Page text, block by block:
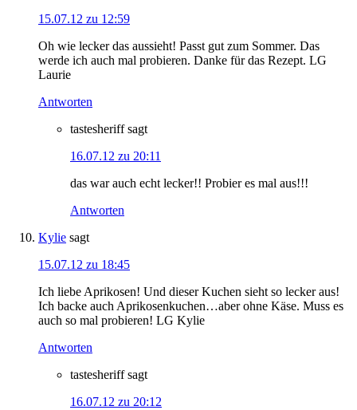
15.07.12 zu 12:59
Oh wie lecker das aussieht! Passt gut zum Sommer. Das
werde ich auch mal probieren. Danke für das Rezept. LG
Laurie
Antworten
tastesheriff sagt
16.07.12 zu 20:11
das war auch echt lecker!! Probier es mal aus!!!
Antworten
Kylie sagt
15.07.12 zu 18:45
Ich liebe Aprikosen! Und dieser Kuchen sieht so lecker aus!
Ich backe auch Aprikosenkuchen…aber ohne Käse. Muss es
auch so mal probieren! LG Kylie
Antworten
tastesheriff sagt
16.07.12 zu 20:12